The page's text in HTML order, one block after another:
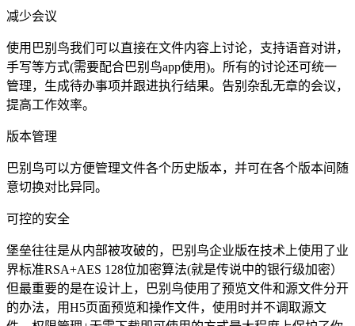
减少会议
使用巴别鸟我们可以直接在文件内容上讨论，支持语音对讲，
手写等方式(需要配合巴别鸟app使用)。所有的讨论还可统一
管理，生成待办事项并跟进执行结果。告别杂乱无章的会议，
提高工作效率。
版本管理
巴别鸟可以方便管理文件各个历史版本，并可在各个版本间随
意切换对比异同。
可控的安全
堡垒往往是从内部被攻破的，巴别鸟企业版在技术上使用了业
界标准RSA+AES 128位加密算法(就是传说中的银行级加密）
但最重要的是在设计上，巴别鸟使用了预览文件和源文件分开
的办法，用H5页面预览和操作文件，使用时并不调取源文